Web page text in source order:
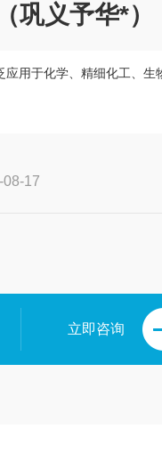
巩义予华*）
用于化学、精细化工、生
08-17
立即咨询